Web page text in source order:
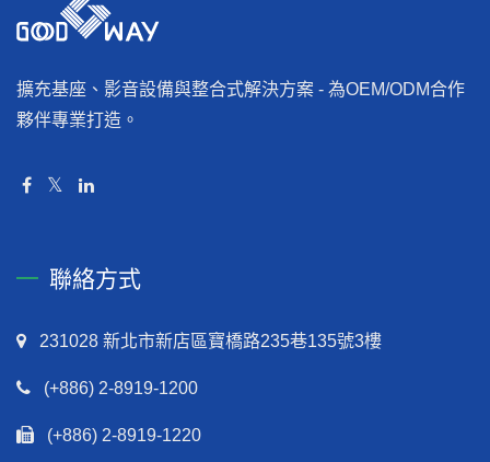
擴充基座、影音設備與整合式解決方案 - 為OEM/ODM合作
夥伴專業打造。
聯絡方式
231028 新北市新店區寶橋路235巷135號3樓
(+886) 2-8919-1200
(+886) 2-8919-1220